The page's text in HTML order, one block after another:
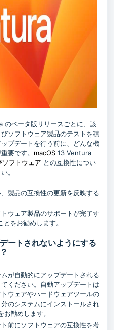
のベータ版リリースごとに、該
ソフトウェア製品のテストを積
プデートを行う前に、どんな機
要です。 macOS 13 Ventura
フトウェア との互換性につい
。
製品の互換性の更新を反映する
ウェア製品のサポート が完了す
をお勧めします。
ートされないようにする
が自動的にアップデートされる
ください。自動アップデートは
ウェアやハードウェアツールの
のシステムにインストールされ
勧めします。
前にソフトウェアの互換性を考